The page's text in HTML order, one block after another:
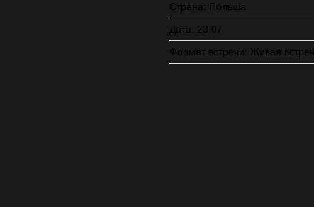
Страна: Польша
Дата: 23.07
Формат встречи: Живая